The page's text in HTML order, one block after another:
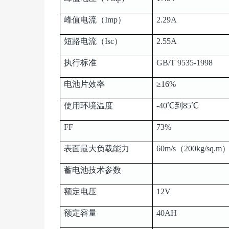
峰值电流（Imp） 2.29A
短路电流（Isc） 2.55A
执行标准 GB/T 9535-1998
电池片效率 ≥16%
使用环境温度 -40℃到85℃
FF 73%
表面最大负载能力 60m/s（200kg/sq.m
蓄电池技术参数
额定电压 12V
额定容量 40AH